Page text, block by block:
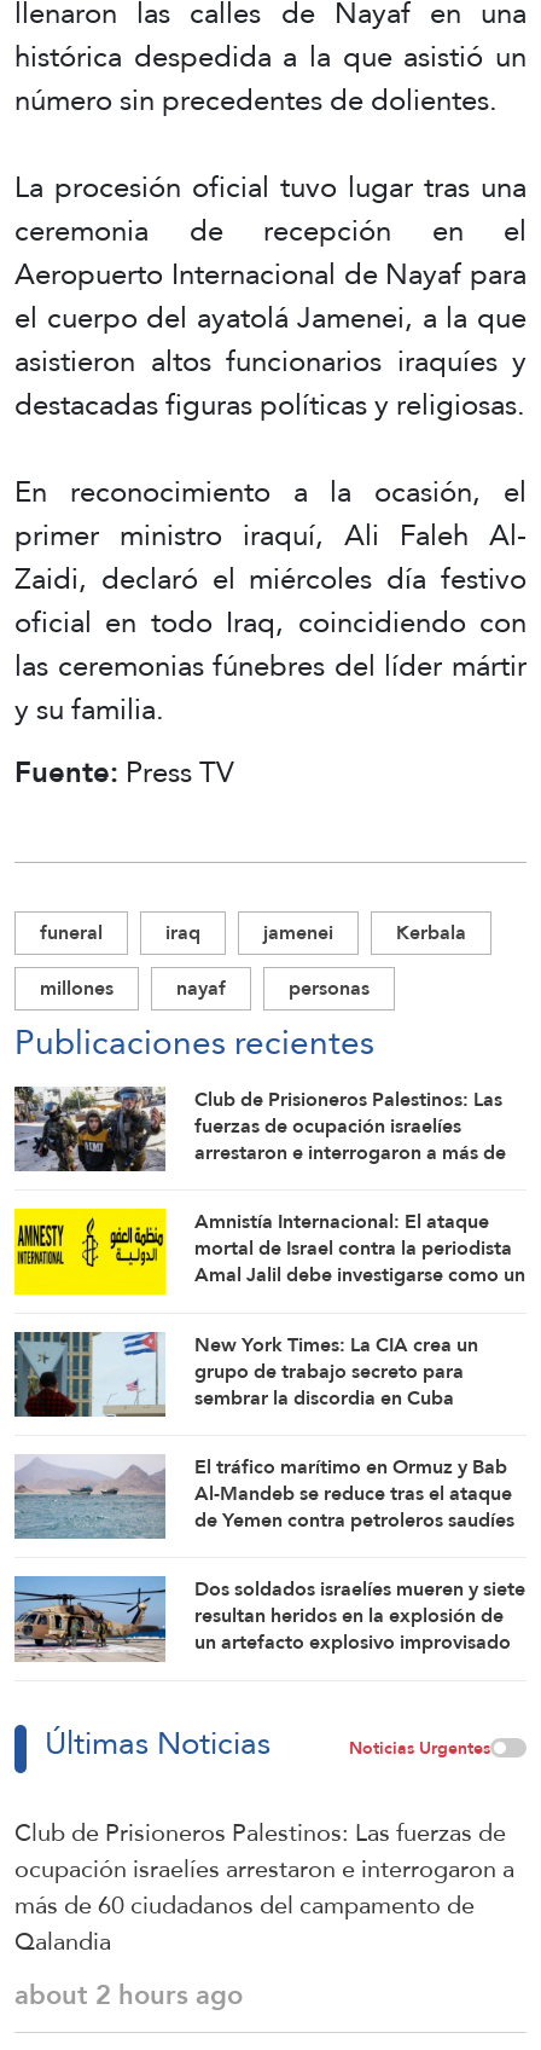
llenaron las calles de Nayaf en una
histórica despedida a la que asistió un
número sin precedentes de dolientes.
La procesión oficial tuvo lugar tras una
ceremonia de recepción en el
Aeropuerto Internacional de Nayaf para
el cuerpo del ayatolá Jamenei, a la que
asistieron altos funcionarios iraquíes y
destacadas figuras políticas y religiosas.
En reconocimiento a la ocasión, el
primer ministro iraquí, Ali Faleh Al-
Zaidi, declaró el miércoles día festivo
oficial en todo Iraq, coincidiendo con
las ceremonias fúnebres del líder mártir
y su familia.
Fuente: Press TV
funeral iraq jamenei
Kerbala
millones
nayaf personas
Publicaciones recientes
Club de Prisioneros Palestinos: Las
fuerzas de ocupación israelíes
arrestaron e interrogaron a más de
Amnistía Internacional: El ataque
mortal de Israel contra la periodista
Amal Jalil debe investigarse como un
New York Times: La CIA crea un
grupo de trabajo secreto para
sembrar la discordia en Cuba
El tráfico marítimo en Ormuz y Bab
Al-Mandeb se reduce tras el ataque
de Yemen contra petroleros saudíes
Dos soldados israelíes mueren y siete
resultan heridos en la explosión de
un artefacto explosivo improvisado
Últimas Noticias Noticias Urgentes
Club de Prisioneros Palestinos: Las fuerzas de
ocupación israelíes arrestaron e interrogaron a
más de 60 ciudadanos del campamento de
Qalandia
about 2 hours ago